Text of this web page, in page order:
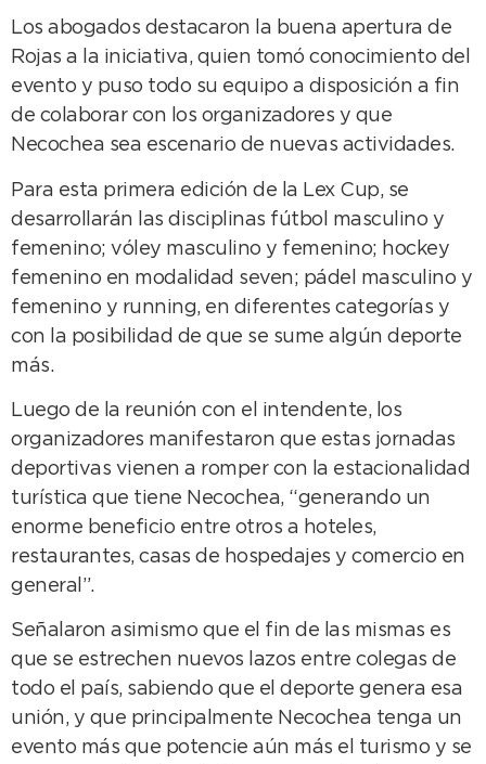
Los abogados destacaron la buena apertura de
Rojas a la iniciativa, quien tomó conocimiento del
evento y puso todo su equipo a disposición a fin
de colaborar con los organizadores y que
Necochea sea escenario de nuevas actividades.
Para esta primera edición de la Lex Cup, se
desarrollarán las disciplinas fútbol masculino y
femenino; vóley masculino y femenino; hockey
femenino en modalidad seven; pádel masculino y
femenino y running, en diferentes categorías y
con la posibilidad de que se sume algún deporte
más.
Luego de la reunión con el intendente, los
organizadores manifestaron que estas jornadas
deportivas vienen a romper con la estacionalidad
turística que tiene Necochea, “generando un
enorme beneficio entre otros a hoteles,
restaurantes, casas de hospedajes y comercio en
general”.
Señalaron asimismo que el fin de las mismas es
que se estrechen nuevos lazos entre colegas de
todo el país, sabiendo que el deporte genera esa
unión, y que principalmente Necochea tenga un
evento más que potencie aún más el turismo y se